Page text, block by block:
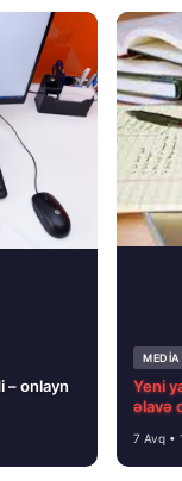
– onlayn
MEDİA
Yeni
əlavə
7 Avq •